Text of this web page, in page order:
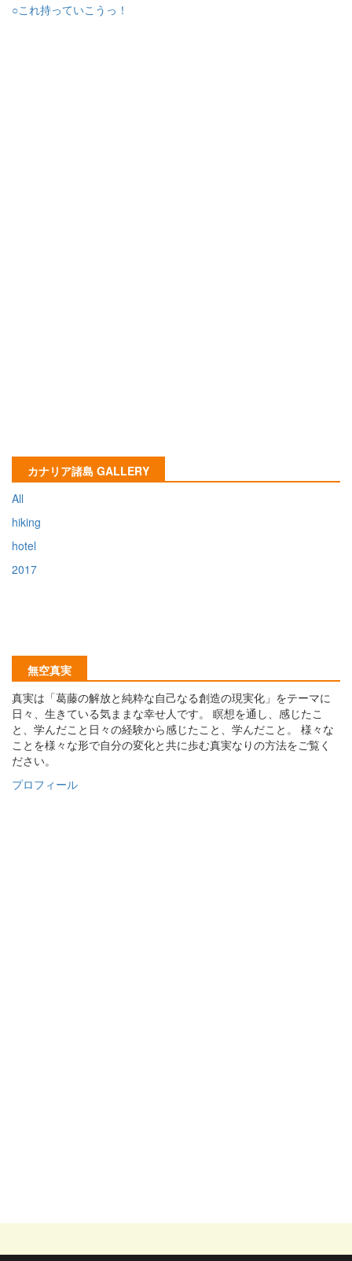
○これ持っていこうっ！
カナリア諸島 GALLERY
All
hiking
hotel
2017
無空真実
真実は「葛藤の解放と純粋な自己なる創造の現実化」をテーマに
日々、生きている気ままな幸せ人です。 瞑想を通し、感じたこ
と、学んだこと日々の経験から感じたこと、学んだこと。 様々な
ことを様々な形で自分の変化と共に歩む真実なりの方法をご覧く
ださい。
プロフィール